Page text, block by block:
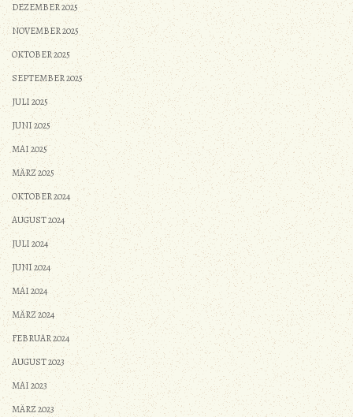
DEZEMBER 2025
NOVEMBER 2025
OKTOBER 2025
SEPTEMBER 2025
JULI 2025
JUNI 2025
MAI 2025
MÄRZ 2025
OKTOBER 2024
AUGUST 2024
JULI 2024
JUNI 2024
MAI 2024
MÄRZ 2024
FEBRUAR 2024
AUGUST 2023
MAI 2023
MÄRZ 2023